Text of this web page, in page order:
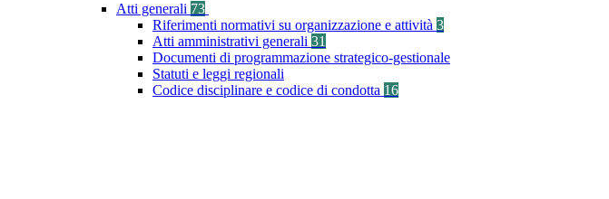
Atti generali 73
Riferimenti normativi su organizzazione e attività 3
Atti amministrativi generali 31
Documenti di programmazione strategico-gestionale
Statuti e leggi regionali
Codice disciplinare e codice di condotta 16